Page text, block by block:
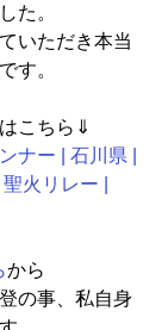
た。
いただき本当
す。
こちら⇓
ナー | 石川県 |
火リレー |
から
の事、私自身